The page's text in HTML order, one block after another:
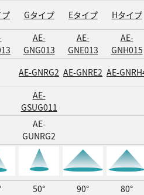
Gタイプ Eタイプ Hタイプ
AE-
GNG013
AE-
GNE013
AE-
GNH015
AE-GNRG2 AE-GNRE2 AE-
AE-
GSUG011
AE-
GUNRG2
50° 90°
80°